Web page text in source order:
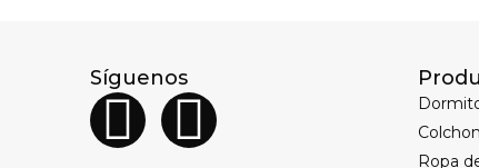
Síguenos
Ropa